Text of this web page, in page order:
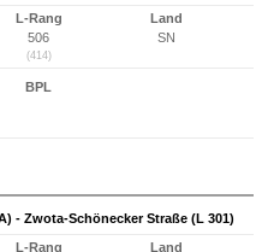
L-Rang
506
(414)
Land
SN
BPL
- Zwota-Schönecker Straße (L 301)
L-Rang Land